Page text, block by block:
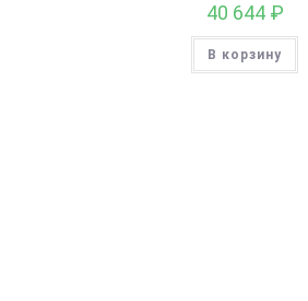
40 644 ₽
В корзину